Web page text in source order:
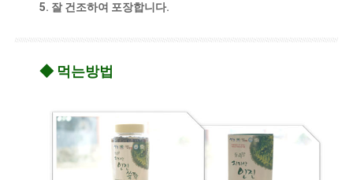
5. 잘 건조하여 포장합니다.
◆ 먹는방법